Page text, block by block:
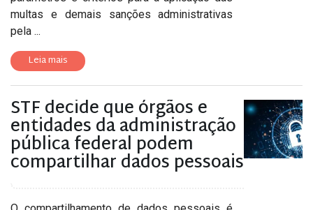
multas e demais sanções administrativas
pela ...
Leia mais
STF decide que órgãos e
entidades da administração
pública federal podem
compartilhar dados pessoais